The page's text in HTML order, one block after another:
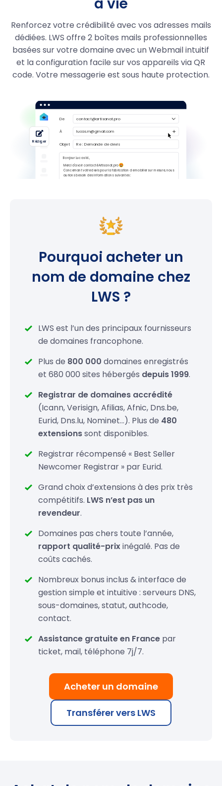
.quebec
39,99 €
.pizza
49.99 19,99 €
.immo
29,99 €
.re
4,99 €
.pm
6,99 €
.tv
28,99 €
.ws
26,99 €
.ac
39,99 €
.am
.fm
89,99 €
.tel
19,99 €
.bz
26,99 €
.cz
.in
19,99 €
.io
52.99
.lc
69,99 €
à vie
Renforcez votre crédibilité avec vos adresses mails
dédiées. LWS offre 2 boîtes mails professionnelles
basées sur votre domaine avec un Webmail intuitif
et la configuration facile sur vos appareils via QR
code. Votre messagerie est sous haute protection.
Pourquoi acheter un
nom de domaine chez
LWS ?
LWS est l’un des principaux fournisseurs
de domaines francophone.
Plus de 800 000 domaines enregistrés
et 680 000 sites hébergés depuis 1999.
Registrar de domaines accrédité
(Icann, Verisign, Afilias, Afnic, Dns.be,
Eurid, Dns.lu, Nominet…). Plus de 480
extensionssont disponibles.
Registrar récompensé « Best Seller
Newcomer Registrar » par Eurid.
Grand choix d’extensions à des prix très
compétitifs. LWS n’est pas un
revendeur.
Domaines pas chers toute l’année,
rapport qualité-prixinégalé. Pas de
coûts cachés.
Nombreux bonus inclus & interface de
gestion simple et intuitive : serveurs DNS,
sous-domaines, statut, authcode,
contact.
Assistance gratuite en France par
ticket, mail, téléphone 7j/7.
Acheter un domaine
Transférer vers LWS